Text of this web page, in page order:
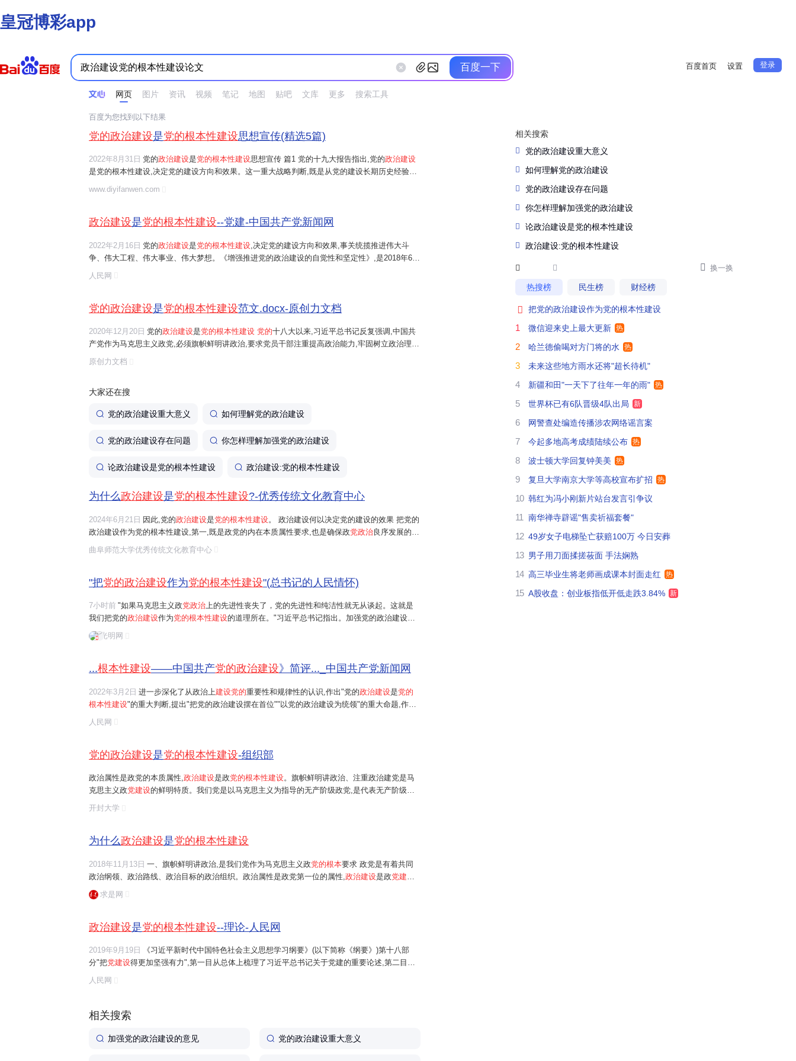
皇冠博彩app
百度一下 百度首页 设置 登录
网页 图片 资讯 视频 笔记 地图 贴吧 文库 更多 搜索工具
相关搜索
党的政治建设重大意义
如何理解党的政治建设
党的政治建设存在问题
你怎样理解加强党的政治建设
论政治建设是党的根本性建设
政治建设:党的根本性建设
   换一换
热搜榜 民生榜 财经榜
 把党的政治建设作为党的根本性建设
1 微信迎来史上最大更新 热
2 哈兰德偷喝对方门将的水 热
3 未来这些地方雨水还将"超长待机"
4 新疆和田"一天下了往年一年的雨" 热
5 世界杯已有6队晋级4队出局 新
6 网警查处编造传播涉农网络谣言案
7 今起多地高考成绩陆续公布 热
8 波士顿大学回复钟美美 热
9 复旦大学南京大学等高校宣布扩招 热
10 韩红为冯小刚新片站台发言引争议
11 南华禅寺辟谣"售卖祈福套餐"
12 49岁女子电梯坠亡获赔100万 今日安葬
13 男子用刀面揉搓莜面 手法娴熟
14 高三毕业生将老师画成课本封面走红 热
15 A股收盘：创业板指低开低走跌3.84% 新
时间不限 所有网页和文件 站点内检索
百度为您找到以下结果
党的政治建设是党的根本性建设思想宣传(精选5篇)
2022年8月31日 党的政治建设是党的根本性建设思想宣传 篇1 党的十九大报告指出,党的政治建设
是党的根本性建设,决定党的建设方向和效果。这一重大战略判断,既是从党的建设长期历史经验中
总结出的科学结论,又是面向新时代对党的建设内在规律和发展趋向的深入揭示,具有深邃的历史逻
辑、实践逻辑和理论逻辑。 1.党的政治属性和独特政治
www.diyifanwen.com
政治建设是党的根本性建设--党建-中国共产党新闻网
2022年2月16日 党的政治建设是党的根本性建设 ,决定党的建设方向和效果,事关统揽推进伟大斗
争、伟大工程、伟大事业、伟大梦想。《增强推进党的政治建设的自觉性和坚定性》,是2018年6月
选编》上册。这篇重要文献深刻阐述了加强党的政治建设的极...
人民网
党的政治建设是党的根本性建设范文.docx-原创力文档
2020年12月20日 党的政治建设是党的根本性建设 党的十八大以来,习近平总书记反复强调,中国共
产党作为马克思主义政党,必须旗帜鲜明讲政治,要求党员干部注重提高政治能力,牢固树立政治理
想,正确把握政治方向,坚定站稳政治立场,严格遵守政治纪律,加强政治历练,积累政治经验,自觉把讲
原创力文档
大家还在搜
党的政治建设重大意义 如何理解党的政治建设
党的政治建设存在问题 你怎样理解加强党的政治建设
论政治建设是党的根本性建设 政治建设:党的根本性建设
为什么政治建设是党的根本性建设?-优秀传统文化教育中心
2024年6月21日 因此,党的政治建设是党的根本性建设。 政治建设何以决定党的建设的效果 把党的
政治建设作为党的根本性建设,第一,既是政党的内在本质属性要求,也是确保政党政治良序发展的根
本保障。第二,既是十八大以来管党治党的鲜活经验和重要创新成果,也是新时代推动全面从严治党
向纵深发展的重要实践原则和内在要求。第三,既要...
曲阜师范大学优秀传统文化教育中心
"把党的政治建设作为党的根本性建设"(总书记的人民情怀)
7小时前 "如果马克思主义政党政治上的先进性丧失了，党的先进性和纯洁性就无从谈起。这就是
我们把党的政治建设作为党的根本性建设的道理所在。"习近平总书记指出。加强党的政治建设，
首要任务是保证全党服从中央，坚持党中央权威和集中统一领导。政治方向是党生存发展第一位的
问题。习近平总书记曾讲过一个长征故事："红军...
光明网
...根本性建设——中国共产党的政治建设》简评..._中国共产党新闻网
2022年3月2日 进一步深化了从政治上建设党的重要性和规律性的认识,作出"党的政治建设是党的
根本性建设"的重大判断,提出"把党的政治建设摆在首位""以党的政治建设为统领"的重大命题,作出
次影响,为党和国家事业发展提供了坚强政治保证...
人民网
党的政治建设是党的根本性建设-组织部
政治属性是政党的本质属性,政治建设是政党的根本性建设。旗帜鲜明讲政治、注重政治建党是马
克思主义政党建设的鲜明特质。我们党是以马克思主义为指导的无产阶级政党,是代表无产阶级根
本利益的政治集团。我们党是中国工人阶级的先锋队,同时是中国人民和中华民族的先锋队,党的最
开封大学
为什么政治建设是党的根本性建设
2018年11月13日 一、旗帜鲜明讲政治,是我们党作为马克思主义政党的根本要求 政党是有着共同
政治纲领、政治路线、政治目标的政治组织。政治属性是政党第一位的属性, 政治建设是政党建设
的必然要求。马克思主义的革命性,集中表现在它的彻底的批判精神和具有鲜明的政治立场,这就内
在地要求马克思主义政党要旗帜鲜明、光明磊落讲政治。马克思、...
求是网
政治建设是党的根本性建设--理论-人民网
2019年9月19日
《习近平新时代中国特色社会主义思想学习纲要》(以下简称《纲要》)第十八部
分"把党建设得更加坚强有力",第一目从总体上梳理了习近平总书记关于党建的重要论述,第二目就
是"政治建设
人民网
相关搜索
加强党的政治建设的意见 党的政治建设重大意义